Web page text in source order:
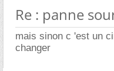
Re : panne
mais sinon c 'est un
changer